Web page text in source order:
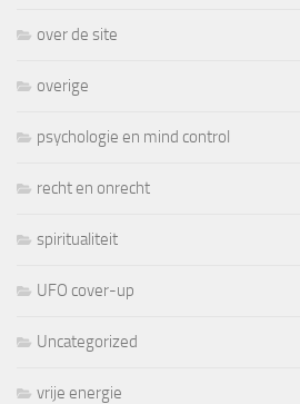
over de site
overige
psychologie en mind control
recht en onrecht
spiritualiteit
UFO cover-up
Uncategorized
vrije energie